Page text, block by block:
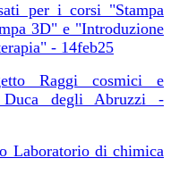
per i corsi "Stampa
3D" e "Introduzione
- 14feb25
Raggi cosmici e
degli Abruzzi -
Laboratorio di chimica